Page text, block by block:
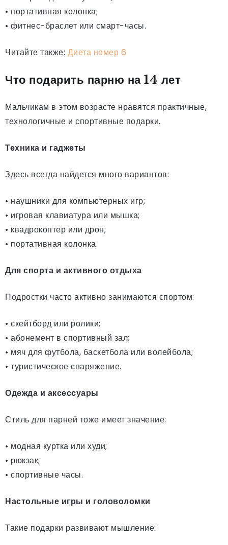
• портативная колонка;
• фитнес-браслет или смарт-часы.
Читайте также: Диета номер 6
Что подарить парню на 14 лет
Мальчикам в этом возрасте нравятся практичные,
технологичные и спортивные подарки.
Техника и гаджеты
Здесь всегда найдется много вариантов:
• наушники для компьютерных игр;
• игровая клавиатура или мышка;
• квадрокоптер или дрон;
• портативная колонка.
Для спорта и активного отдыха
Подростки часто активно занимаются спортом:
• скейтборд или ролики;
• абонемент в спортивный зал;
• мяч для футбола, баскетбола или волейбола;
• туристическое снаряжение.
Одежда и аксессуары
Стиль для парней тоже имеет значение:
• модная куртка или худи;
• рюкзак;
• спортивные часы.
Настольные игры и головоломки
Такие подарки развивают мышление: